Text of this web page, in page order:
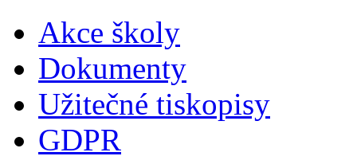
Akce školy
Dokumenty
Užitečné tiskopisy
GDPR